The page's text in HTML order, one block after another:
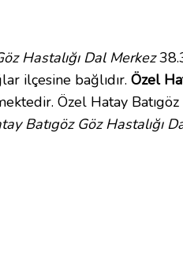
Hastalığı Dal Merkez
ilçesine bağlıdır. Özel
Özel Hatay
Batıgöz Göz Hastalığı